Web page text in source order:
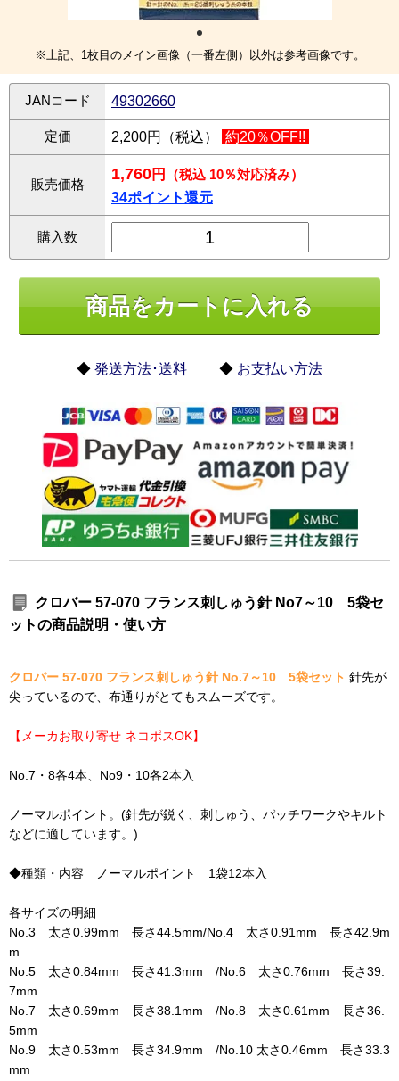
※上記、1枚目のメイン画像（一番左側）以外は参考画像です。
JANコード 49302660
定価 2,200円（税込） 約20％OFF!!
販売価格
1,760円
（税込 10％対応済み）
34ポイント還元
購入数
◆ 発送方法･送料 ◆ お支払い方法
クロバー 57-070 フランス刺しゅう針 No7～10 5袋セ
ットの商品説明・使い方
クロバー 57-070 フランス刺しゅう針 No.7～10 5袋セット 針先が
尖っているので、布通りがとてもスムーズです。
【メーカお取り寄せ ネコポスOK】
No.7・8各4本、No9・10各2本入
ノーマルポイント。(針先が鋭く、刺しゅう、パッチワークやキルト
などに適しています。)
◆種類・内容 ノーマルポイント 1袋12本入
各サイズの明細
No.3 太さ0.99mm 長さ44.5mm/No.4 太さ0.91mm 長さ42.9m
m
No.5 太さ0.84mm 長さ41.3mm /No.6 太さ0.76mm 長さ39.
7mm
No.7 太さ0.69mm 長さ38.1mm /No.8 太さ0.61mm 長さ36.
5mm
No.9 太さ0.53mm 長さ34.9mm /No.10 太さ0.46mm 長さ33.3
mm